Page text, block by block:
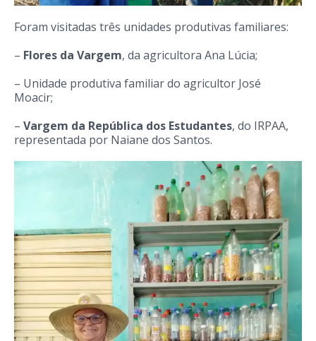
Foram visitadas três unidades produtivas familiares:
– Flores da Vargem, da agricultora Ana Lúcia;
– Unidade produtiva familiar do agricultor José
Moacir;
– Vargem da República dos Estudantes, do IRPAA,
representada por Naiane dos Santos.